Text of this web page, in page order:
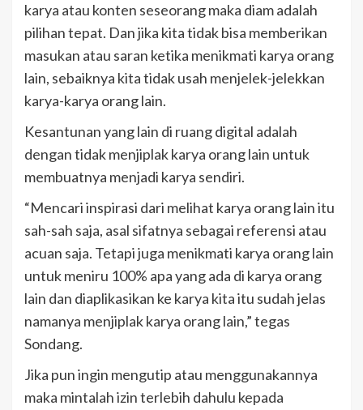
karya atau konten seseorang maka diam adalah
pilihan tepat. Dan jika kita tidak bisa memberikan
masukan atau saran ketika menikmati karya orang
lain, sebaiknya kita tidak usah menjelek-jelekkan
karya-karya orang lain.
Kesantunan yang lain di ruang digital adalah
dengan tidak menjiplak karya orang lain untuk
membuatnya menjadi karya sendiri.
“Mencari inspirasi dari melihat karya orang lain itu
sah-sah saja, asal sifatnya sebagai referensi atau
acuan saja. Tetapi juga menikmati karya orang lain
untuk meniru 100% apa yang ada di karya orang
lain dan diaplikasikan ke karya kita itu sudah jelas
namanya menjiplak karya orang lain,” tegas
Sondang.
Jika pun ingin mengutip atau menggunakannya
maka mintalah izin terlebih dahulu kepada